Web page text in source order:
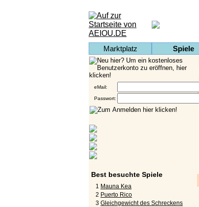
Marktplatz Spiele
eMail:
Passwort:
Best besuchte Spiele
1 Mauna Kea
2 Puerto Rico
3 Gleichgewicht des Schreckens